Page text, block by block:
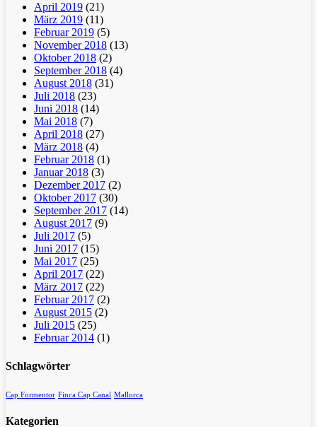
April 2019 (21)
März 2019 (11)
Februar 2019 (5)
November 2018 (13)
Oktober 2018 (2)
September 2018 (4)
August 2018 (31)
Juli 2018 (23)
Juni 2018 (14)
Mai 2018 (7)
April 2018 (27)
März 2018 (4)
Februar 2018 (1)
Januar 2018 (3)
Dezember 2017 (2)
Oktober 2017 (30)
September 2017 (14)
August 2017 (9)
Juli 2017 (5)
Juni 2017 (15)
Mai 2017 (25)
April 2017 (22)
März 2017 (22)
Februar 2017 (2)
August 2015 (2)
Juli 2015 (25)
Februar 2014 (1)
Schlagwörter
Cap Formentor Finca Cap Canal Mallorca
Kategorien